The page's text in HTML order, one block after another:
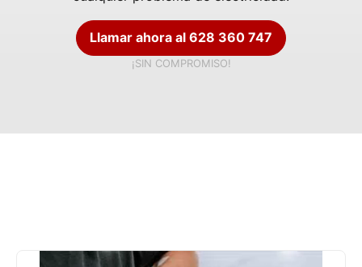
Llamar ahora al 628 360 747
¡SIN COMPROMISO!